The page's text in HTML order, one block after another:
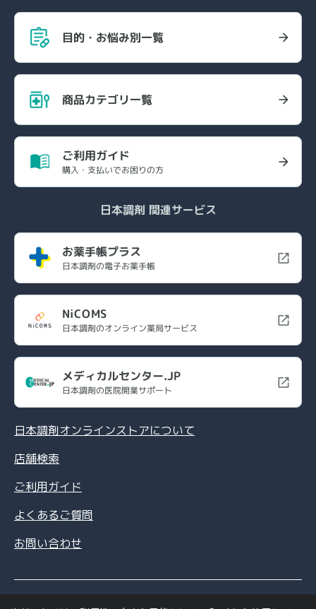
目的・お悩み別一覧
商品カテゴリ一覧
ご利用ガイド
購入・支払いでお困りの方
日本調剤 関連サービス
お薬手帳プラス
日本調剤の電子お薬手帳
NiCOMS
日本調剤のオンライン薬局サービス
メディカルセンター.JP
日本調剤の医院開業サポート
日本調剤オンラインストアについて
店舗検索
ご利用ガイド
よくあるご質問
お問い合わせ